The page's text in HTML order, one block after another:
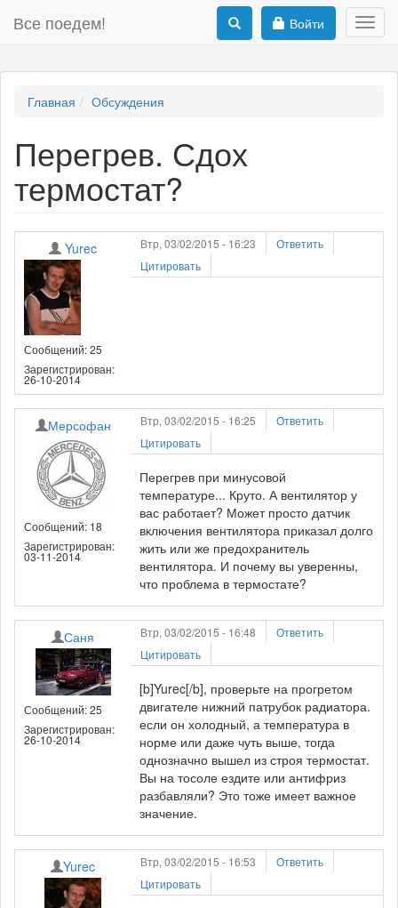
Все поедем! Войти
Главная Обсуждения
Перегрев. Сдох
термостат?
Yurec
Сообщений: 25
Зарегистрирован:
26-10-2014
Втр, 03/02/2015 - 16:23
Ответить
Цитировать
Мерсофан
Сообщений: 18
Зарегистрирован:
03-11-2014
Втр, 03/02/2015 - 16:25
Ответить
Цитировать
Перегрев при минусовой
температуре... Круто. А вентилятор у
вас работает? Может просто датчик
включения вентилятора приказал долго
жить или же предохранитель
вентилятора. И почему вы уверенны,
что проблема в термостате?
Саня
Сообщений: 25
Зарегистрирован:
26-10-2014
Втр, 03/02/2015 - 16:48
Ответить
Цитировать
[b]Yurec[/b], проверьте на прогретом
двигателе нижний патрубок радиатора.
если он холодный, а температура в
норме или даже чуть выше, тогда
однозначно вышел из строя термостат.
Вы на тосоле ездите или антифриз
разбавляли? Это тоже имеет важное
значение.
Yurec Втр, 03/02/2015 - 16:53
Ответить
Цитировать